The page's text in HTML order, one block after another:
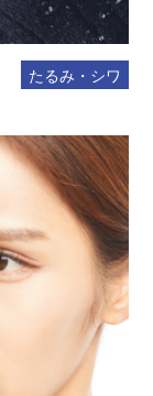
たるみ・シワ